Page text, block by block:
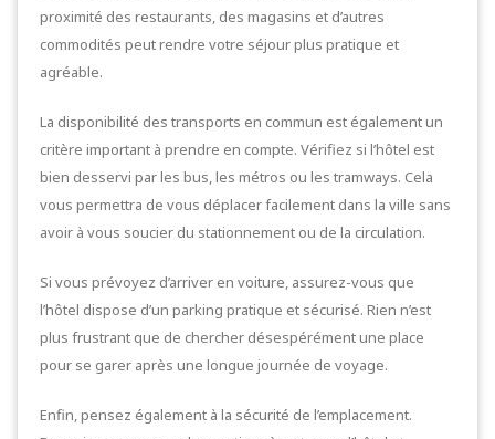
proximité des restaurants, des magasins et d’autres
commodités peut rendre votre séjour plus pratique et
agréable.
La disponibilité des transports en commun est également un
critère important à prendre en compte. Vérifiez si l’hôtel est
bien desservi par les bus, les métros ou les tramways. Cela
vous permettra de vous déplacer facilement dans la ville sans
avoir à vous soucier du stationnement ou de la circulation.
Si vous prévoyez d’arriver en voiture, assurez-vous que
l’hôtel dispose d’un parking pratique et sécurisé. Rien n’est
plus frustrant que de chercher désespérément une place
pour se garer après une longue journée de voyage.
Enfin, pensez également à la sécurité de l’emplacement.